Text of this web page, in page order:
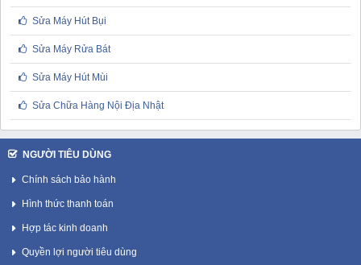
Sửa Máy Hút Bụi
Sửa Máy Rửa Bát
Sửa Máy Hút Mùi
Sửa Chữa Hàng Nội Địa Nhật
NGƯỜI TIÊU DÙNG
Chính sách bảo hành
Hình thức thanh toán
Hợp tác kinh doanh
Quyền lợi người tiêu dùng